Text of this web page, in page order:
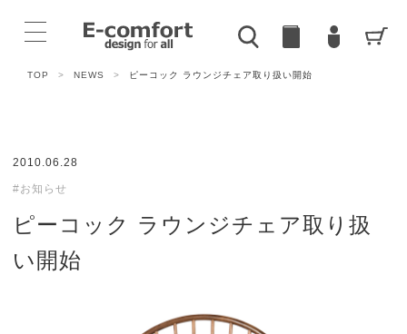
TOP > NEWS > ピーコック ラウンジチェア取り扱い開始
2010.06.28
#お知らせ
ピーコック ラウンジチェア取り扱
い開始